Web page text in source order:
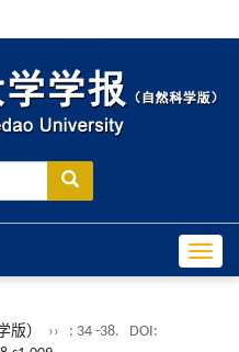
版） ›› : 34 -38.
DOI: